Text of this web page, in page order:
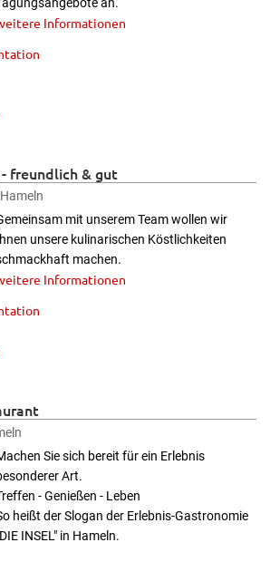
Informationen
- freundlich & gut
mit unserem Team wollen wir
unsere kulinarischen Köstlichkeiten
machen.
Informationen
Sie sich bereit für ein Erlebnis
Art.
- Genießen - Leben
heißt der Slogan der Erlebnis-Gastronomie
INSEL" in Hameln.